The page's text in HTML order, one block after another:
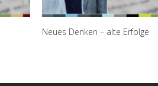
Neues Denken – alte Erfolge